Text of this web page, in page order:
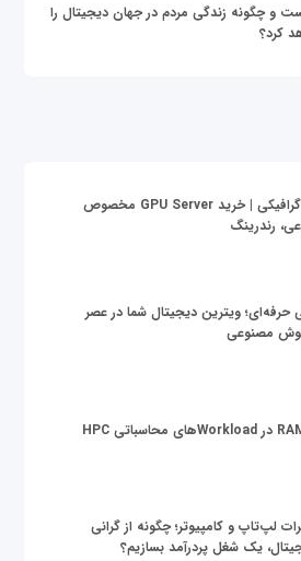
و چگونه زندگی مردم در جهان دیجیتال را
کرد؟
قیمت سرور گرافیکی | خرید GPU Server مخصوص
رندرینگ
ویترین دیجیتال شما در عصر
مصنوعی
لپ‌تاپ و کامپیوتر؛ چگونه از گرانی
یک شغل پردرآمد بسازیم؟